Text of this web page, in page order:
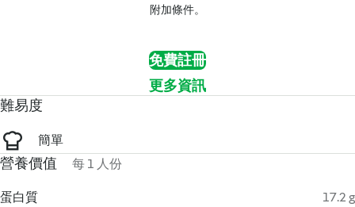
附加條件。
免費註冊
更多資訊
難易度
簡單
營養價值 每 1 人份
蛋白質
17.2 g